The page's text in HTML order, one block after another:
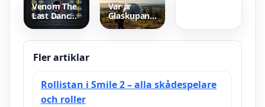
Venom The
Last Dance –
Streaming
Sverige
Var är
Glaskupan
inspelad?
och fakta
Fler artiklar
Rollistan i Smile 2 – alla skådespelare
och roller